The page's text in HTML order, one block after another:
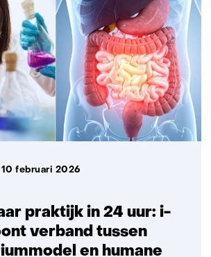
praktijk in 24 uur: i-
verband tussen
en humane
10 februari 2026